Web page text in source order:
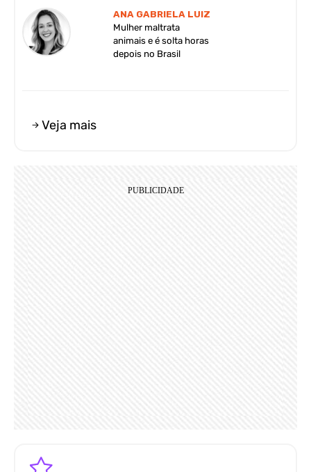
ANA GABRIELA LUIZ
Mulher maltrata
animais e é solta horas
depois no Brasil
Veja mais